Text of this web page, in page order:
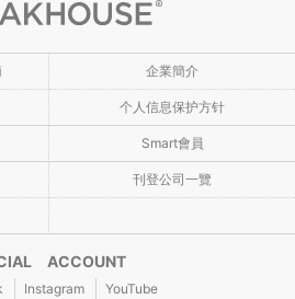
企業簡介
个人信息保护方针
Smart會員
刊登公司一覽
ACCOUNT
Instagram YouTube